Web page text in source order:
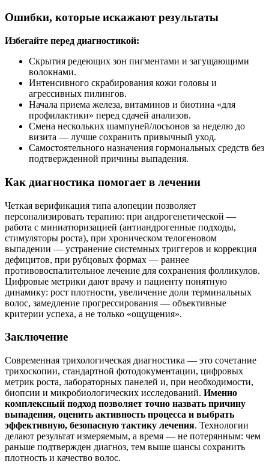
Ошибки, которые искажают результаты
Избегайте перед диагностикой:
Скрытия редеющих зон пигментами и загущающими
волокнами.
Интенсивного скрабирования кожи головы и
агрессивных пилингов.
Начала приема железа, витаминов и биотина «для
профилактики» перед сдачей анализов.
Смена нескольких шампуней/лосьонов за неделю до
визита — лучше сохранить привычный уход.
Самостоятельного назначения гормональных средств без
подтвержденной причины выпадения.
Как диагностика помогает в лечении
Четкая верификация типа алопеции позволяет
персонализировать терапию: при андрогенетической —
работа с миниатюризацией (антиандрогенные подходы,
стимуляторы роста), при хроническом телогеновом
выпадении — устранение системных триггеров и коррекция
дефицитов, при рубцовых формах — раннее
противовоспалительное лечение для сохранения фолликулов.
Цифровые метрики дают врачу и пациенту понятную
динамику: рост плотности, увеличение доли терминальных
волос, замедление прогрессирования — объективные
критерии успеха, а не только «ощущения».
Заключение
Современная трихологическая диагностика — это сочетание
трихоскопии, стандартной фотодокументации, цифровых
метрик роста, лабораторных панелей и, при необходимости,
биопсии и микробиологических исследований. Именно
комплексный подход позволяет точно назвать причину
выпадения, оценить активность процесса и выбрать
эффективную, безопасную тактику лечения. Технологии
делают результат измеряемым, а время — не потерянным: чем
раньше подтвержден диагноз, тем выше шансы сохранить
плотность и качество волос.